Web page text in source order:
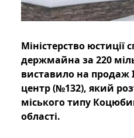
Міністерство юстиції
держмайна за 220
виставило на продаж
центр (№132), який
міського типу
області.